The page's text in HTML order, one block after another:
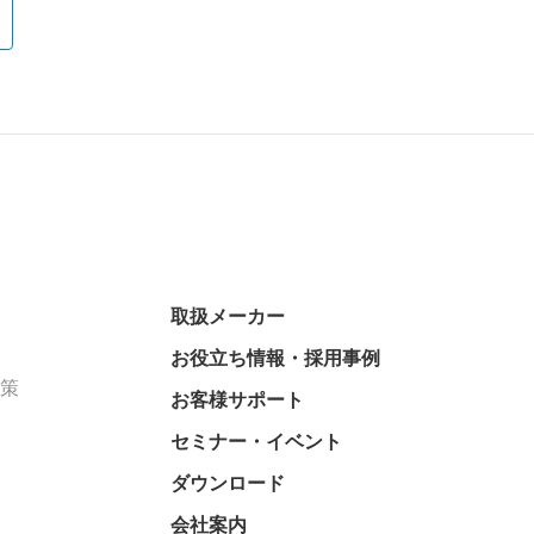
取扱メーカー
お役立ち情報・採用事例
お客様サポート
セミナー・イベント
ダウンロード
会社案内